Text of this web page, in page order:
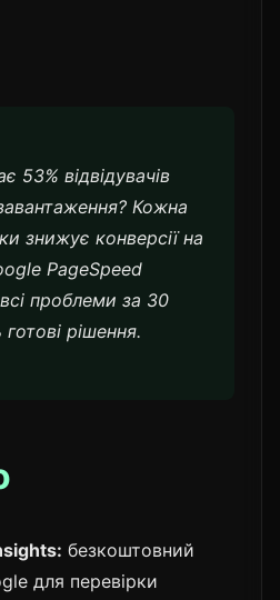
53% відвідувачів
Кожна
знижує конверсії на
PageSpeed
проблеми за 30
рішення.
безкоштовний
для перевірки